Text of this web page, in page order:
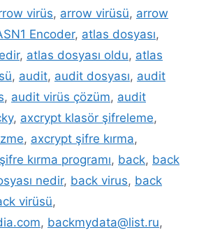
virüs, arrow virüsü, arrow
Encoder, atlas dosyası,
, atlas dosyası oldu, atlas
, audit, audit dosyası, audit
, audit virüs çözüm, audit
, axcrypt klasör şifreleme,
, axcrypt şifre kırma,
kırma programı, back, back
nedir, back virus, back
virüsü,
, backmydata@list.ru,